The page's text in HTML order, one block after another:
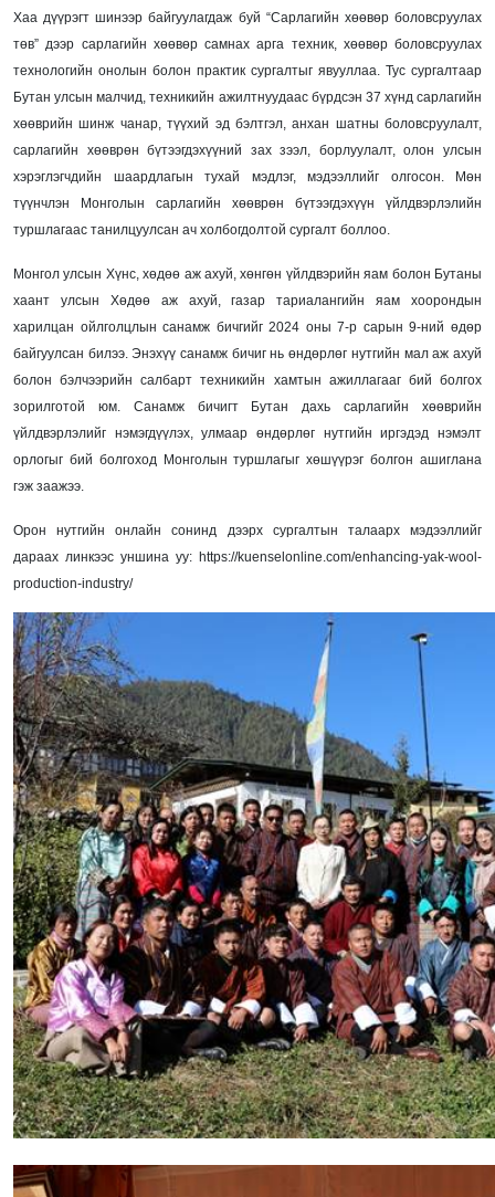
Хаа дүүрэгт шинээр байгуулагдаж буй “Сарлагийн хөөвөр боловсруулах
төв” дээр сарлагийн хөөвөр самнах арга техник, хөөвөр боловсруулах
технологийн онолын болон практик сургалтыг явууллаа. Тус сургалтаар
Бутан улсын малчид, техникийн ажилтнуудаас бүрдсэн 37 хүнд сарлагийн
хөөврийн шинж чанар, түүхий эд бэлтгэл, анхан шатны боловсруулалт,
сарлагийн хөөврөн бүтээгдэхүүний зах зээл, борлуулалт, олон улсын
хэрэглэгчдийн шаардлагын тухай мэдлэг, мэдээллийг олгосон. Мөн
түүнчлэн Монголын сарлагийн хөөврөн бүтээгдэхүүн үйлдвэрлэлийн
туршлагаас танилцуулсан ач холбогдолтой сургалт боллоо.
Монгол улсын Хүнс, хөдөө аж ахуй, хөнгөн үйлдвэрийн яам болон Бутаны
хаант улсын Хөдөө аж ахуй, газар тариалангийн яам хоорондын
харилцан ойлголцлын санамж бичгийг 2024 оны 7-р сарын 9-ний өдөр
байгуулсан билээ. Энэхүү санамж бичиг нь өндөрлөг нутгийн мал аж ахуй
болон бэлчээрийн салбарт техникийн хамтын ажиллагааг бий болгох
зорилготой юм. Санамж бичигт Бутан дахь сарлагийн хөөврийн
үйлдвэрлэлийг нэмэгдүүлэх, улмаар өндөрлөг нутгийн иргэдэд нэмэлт
орлогыг бий болгоход Монголын туршлагыг хөшүүрэг болгон ашиглана
гэж заажээ.
Орон нутгийн онлайн сонинд дээрх сургалтын талаарх мэдээллийг
дараах линкээс уншина уу: https://kuenselonline.com/enhancing-yak-wool-
production-industry/